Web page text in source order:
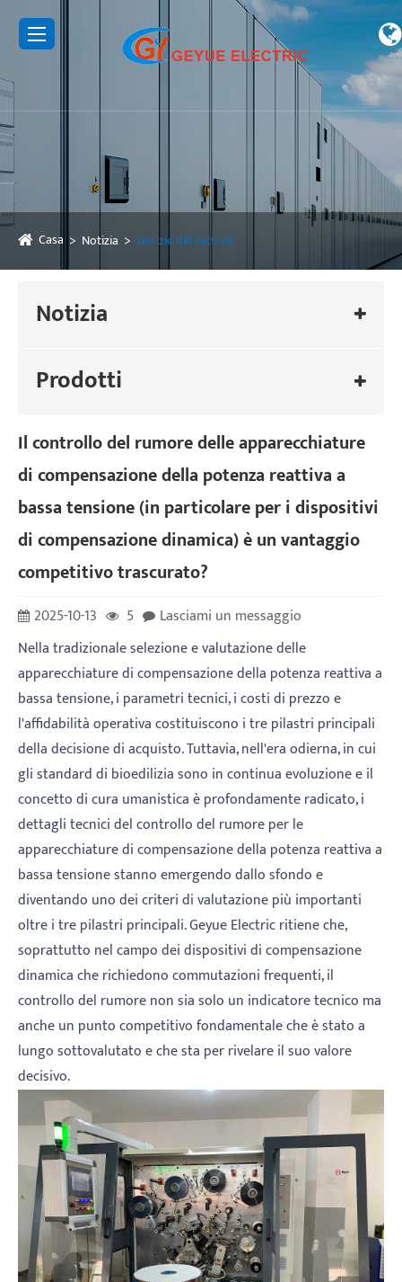
Casa Notizia Notizie del settore
Notizia
Prodotti
Il controllo del rumore delle apparecchiature
di compensazione della potenza reattiva a
bassa tensione (in particolare per i dispositivi
di compensazione dinamica) è un vantaggio
competitivo trascurato?
2025-10-13 5
Lasciami un messaggio
Nella tradizionale selezione e valutazione delle
apparecchiature di compensazione della potenza reattiva a
bassa tensione, i parametri tecnici, i costi di prezzo e
l'affidabilità operativa costituiscono i tre pilastri principali
della decisione di acquisto. Tuttavia, nell'era odierna, in cui
gli standard di bioedilizia sono in continua evoluzione e il
concetto di cura umanistica è profondamente radicato, i
dettagli tecnici del controllo del rumore per le
apparecchiature di compensazione della potenza reattiva a
bassa tensione stanno emergendo dallo sfondo e
diventando uno dei criteri di valutazione più importanti
oltre i tre pilastri principali. Geyue Electric ritiene che,
soprattutto nel campo dei dispositivi di compensazione
dinamica che richiedono commutazioni frequenti, il
controllo del rumore non sia solo un indicatore tecnico ma
anche un punto competitivo fondamentale che è stato a
lungo sottovalutato e che sta per rivelare il suo valore
decisivo.